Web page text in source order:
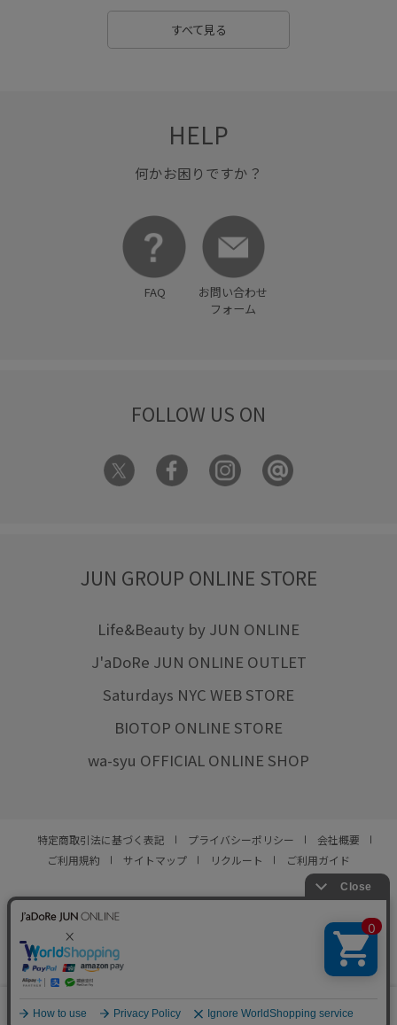
0
すべて見る
HELP
何かお困りですか？
FAQ
お問い合わせ
フォーム
FOLLOW US ON
JUN GROUP ONLINE STORE
Life&Beauty by JUN ONLINE
J'aDoRe JUN ONLINE OUTLET
Saturdays NYC WEB STORE
BIOTOP ONLINE STORE
wa-syu OFFICIAL ONLINE SHOP
特定商取引法に基づく表記 プライバシーポリシー
会社概要
ご利用規約
サイトマップ リクルート ご利用ガイド
© JUN CO.,LTD. ALL RIGHTS RESERVED.